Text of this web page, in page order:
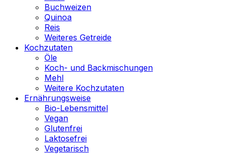
Buchweizen
Quinoa
Reis
Weiteres Getreide
Kochzutaten
Öle
Koch- und Backmischungen
Mehl
Weitere Kochzutaten
Ernährungsweise
Bio-Lebensmittel
Vegan
Glutenfrei
Laktosefrei
Vegetarisch